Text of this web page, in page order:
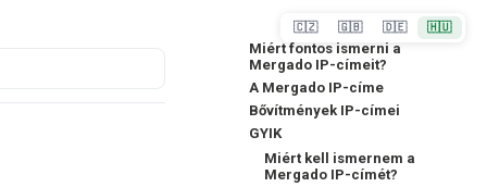
Miért fontos ismerni a
Mergado IP-címeit?
A Mergado IP-címe
Bővítmények IP-címei
GYIK
Miért kell ismernem a
Mergado IP-címét?
🇨🇿 🇬🇧 🇩🇪 🇭🇺